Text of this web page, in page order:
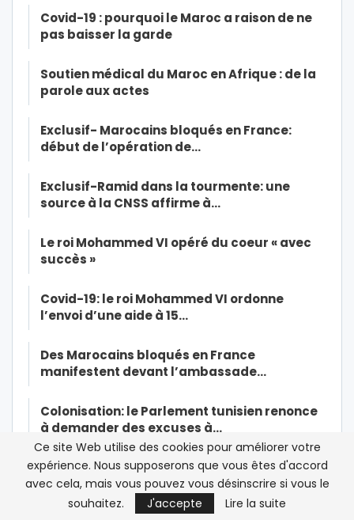
Covid-19 : pourquoi le Maroc a raison de ne
pas baisser la garde
Soutien médical du Maroc en Afrique : de la
parole aux actes
Exclusif- Marocains bloqués en France:
début de l’opération de…
Exclusif-Ramid dans la tourmente: une
source à la CNSS affirme à…
Le roi Mohammed VI opéré du coeur « avec
succès »
Covid-19: le roi Mohammed VI ordonne
l’envoi d’une aide à 15…
Des Marocains bloqués en France
manifestent devant l’ambassade…
Colonisation: le Parlement tunisien renonce
à demander des excuses à…
Quand la production des masques au Maroc
suscite un fort engouement
Ce site Web utilise des cookies pour améliorer votre
expérience. Nous supposerons que vous êtes d'accord
avec cela, mais vous pouvez vous désinscrire si vous le
souhaitez.
J'accepte Lire la suite